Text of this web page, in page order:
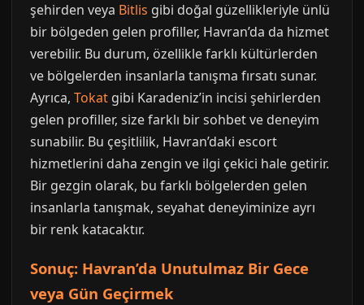
şehirden veya Bitlis gibi doğal güzellikleriyle ünlü
bir bölgeden gelen profiller, Havran’da da hizmet
verebilir. Bu durum, özellikle farklı kültürlerden
ve bölgelerden insanlarla tanışma fırsatı sunar.
Ayrıca, Tokat gibi Karadeniz’in incisi şehirlerden
gelen profiller, size farklı bir sohbet ve deneyim
sunabilir. Bu çeşitlilik, Havran’daki escort
hizmetlerini daha zengin ve ilgi çekici hale getirir.
Bir gezgin olarak, bu farklı bölgelerden gelen
insanlarla tanışmak, seyahat deneyiminize ayrı
bir renk katacaktır.
Sonuç: Havran’da Unutulmaz Bir Gece
veya Gün Geçirmek